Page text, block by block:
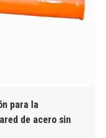
para la
de acero sin